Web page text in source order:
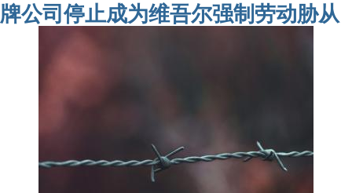
牌公司停止成为维吾尔强制劳动胁从